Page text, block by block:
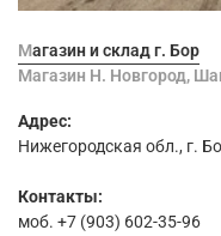
Магазин и склад г. Бор
Магазин Н. Новгород,
Адрес:
Нижегородская обл., г.
Контакты:
моб. +7 (903) 602-35-96